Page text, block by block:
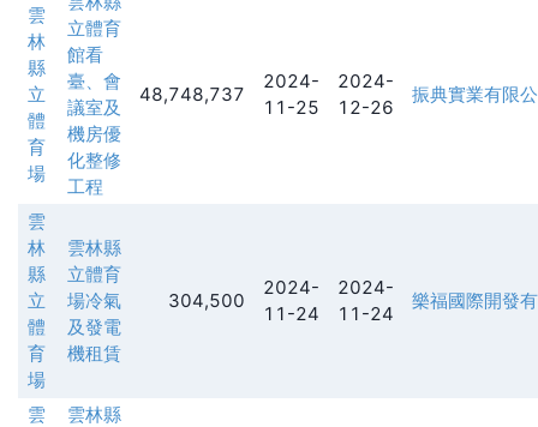
雲
林
縣
立
體
育
場
立體育
館看
臺、會
議室及
機房優
化整修
工程
48,748,737
2024-
11-25
2024-
12-26
振典實業有限
雲
林
縣
立
體
育
場
雲林縣
立體育
場冷氣
及發電
機租賃
304,500
2024-
11-24
2024-
11-24
樂福國際開發
雲
雲林縣